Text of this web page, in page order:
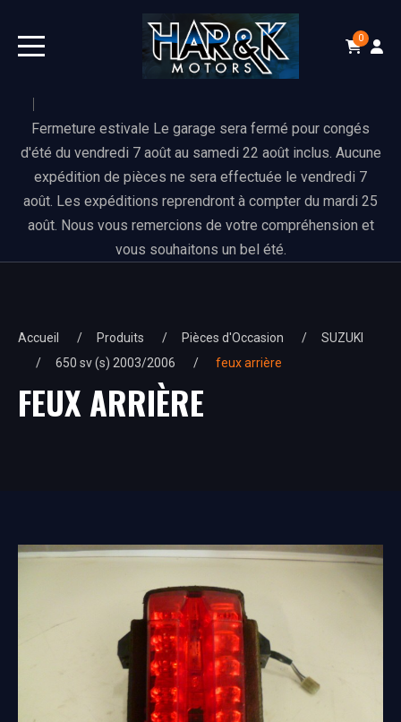
0
Fermeture estivale Le garage sera fermé pour congés
d'été du vendredi 7 août au samedi 22 août inclus. Aucune
expédition de pièces ne sera effectuée le vendredi 7
août. Les expéditions reprendront à compter du mardi 25
août. Nous vous remercions de votre compréhension et
vous souhaitons un bel été.
Accueil Produits Pièces d'Occasion
SUZUKI
650 sv (s) 2003/2006
feux arrière
FEUX ARRIÈRE